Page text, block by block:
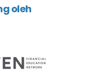
oleh